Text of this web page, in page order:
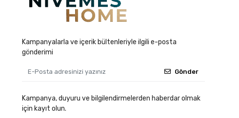
Kampanyalarla ve içerik bültenleriyle ilgili e-posta
gönderimi
Gönder
Kampanya, duyuru ve bilgilendirmelerden haberdar olmak
için kayıt olun.